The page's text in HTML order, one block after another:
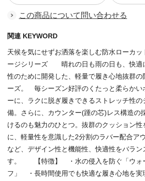
この商品について問い合わせる
関連 KEYWORD
天候を気にせずお洒落を楽しむ防水ロー
ージシリーズ 晴れの日も雨の日も、快適
性のために開発した、軽量で履き心地抜群の
ーズ。 毎シーズン好評のくたっと柔らかい
ーに、ラクに脱ぎ履きできるストレッチ性の
備。さらに、カウンター(踵の芯)レス構造の
けるのも魅力のひとつ。抜群のクッション
に、軽量性を意識した2分割のラバー配合ア
など、デザイン性と機能性、快適性をバラ
す。 【特徴】 ・水の侵入を防ぐ「ウォ
フ」 ・長時間使用でも快適な履き心地を実